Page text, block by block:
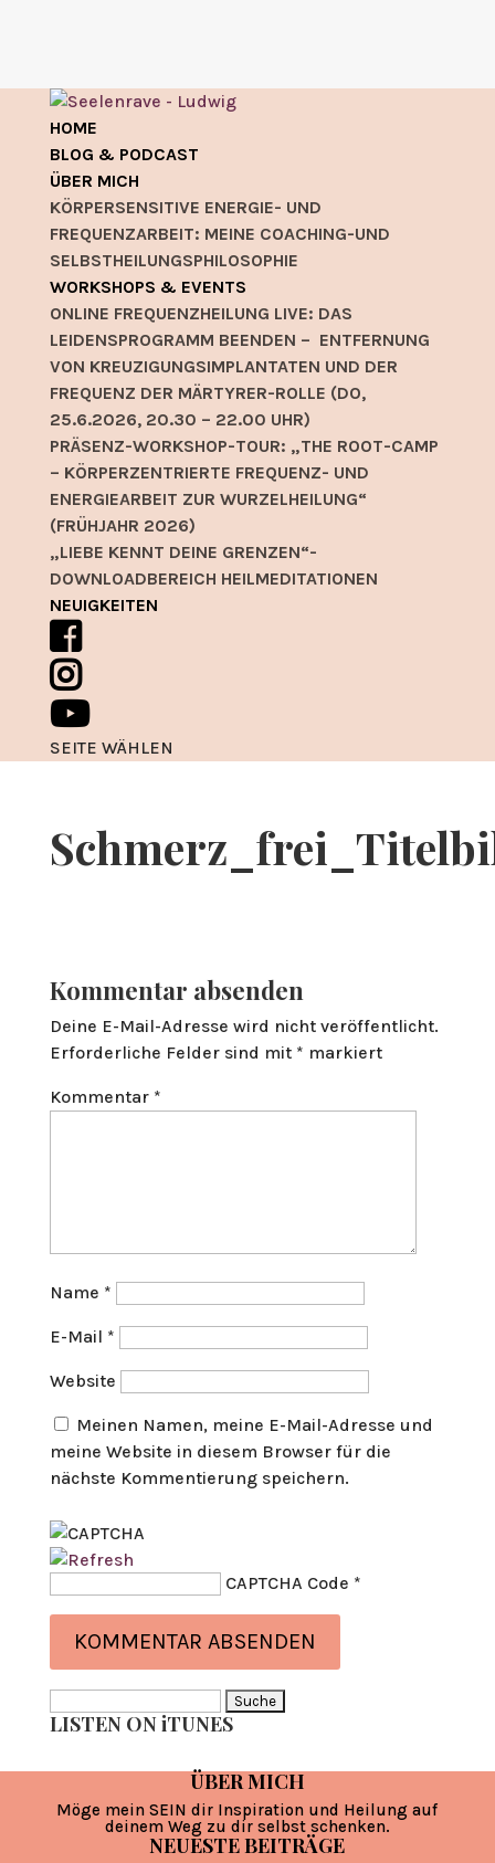
HOME
BLOG & PODCAST
ÜBER MICH
KÖRPERSENSITIVE ENERGIE- UND
FREQUENZARBEIT: MEINE COACHING-UND
SELBSTHEILUNGSPHILOSOPHIE
WORKSHOPS & EVENTS
ONLINE FREQUENZHEILUNG LIVE: DAS
LEIDENSPROGRAMM BEENDEN – ENTFERNUNG
VON KREUZIGUNGSIMPLANTATEN UND DER
FREQUENZ DER MÄRTYRER-ROLLE (DO,
25.6.2026, 20.30 – 22.00 UHR)
PRÄSENZ-WORKSHOP-TOUR: „THE ROOT-CAMP
– KÖRPERZENTRIERTE FREQUENZ- UND
ENERGIEARBEIT ZUR WURZELHEILUNG“
(FRÜHJAHR 2026)
„LIEBE KENNT DEINE GRENZEN“-
DOWNLOADBEREICH HEILMEDITATIONEN
NEUIGKEITEN
SEITE WÄHLEN
Kommentar absenden
Deine E-Mail-Adresse wird nicht veröffentlicht.
Erforderliche Felder sind mit * markiert
Kommentar *
Name *
E-Mail *
Website
Meinen Namen, meine E-Mail-Adresse und
meine Website in diesem Browser für die
nächste Kommentierung speichern.
CAPTCHA Code *
nach:
LISTEN ON iTUNES
ÜBER MICH
Möge mein SEIN dir Inspiration und Heilung auf
deinem Weg zu dir selbst schenken.
NEUESTE BEITRÄGE